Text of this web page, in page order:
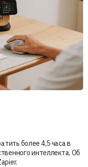
более 4,5 часа в
интеллекта. Об